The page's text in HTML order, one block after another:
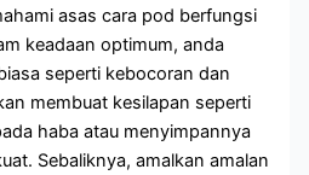
asas cara pod berfungsi
keadaan optimum, anda
seperti kebocoran dan
membuat kesilapan seperti
haba atau menyimpannya
Sebaliknya, amalkan amalan